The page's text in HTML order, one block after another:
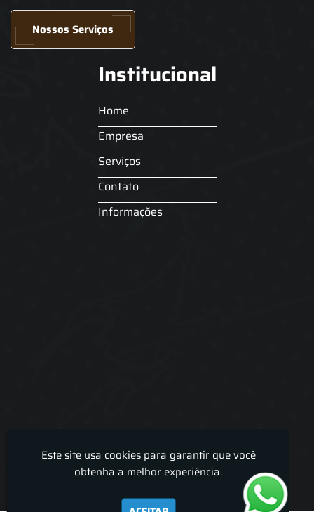
Nossos Serviços
Institucional
Home
Empresa
Serviços
Contato
Informações
Lira Luz Decor - Cortinas sob medidas e persianas
Este site usa cookies para garantir que você
obtenha a melhor experiência.